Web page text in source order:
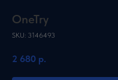
OneTry
SKU: 3146493
2 680 р.